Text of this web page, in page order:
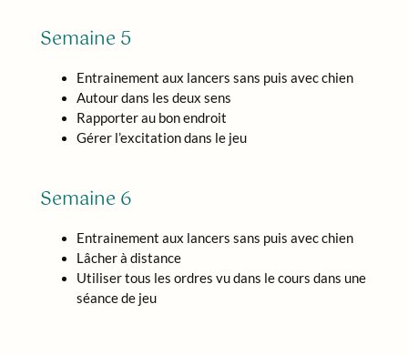
Semaine 5
Entrainement aux lancers sans puis avec chien
Autour dans les deux sens
Rapporter au bon endroit
Gérer l’excitation dans le jeu
Semaine 6
Entrainement aux lancers sans puis avec chien
Lâcher à distance
Utiliser tous les ordres vu dans le cours dans une
séance de jeu